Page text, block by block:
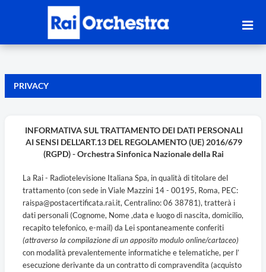
PRIVACY
INFORMATIVA SUL TRATTAMENTO DEI DATI PERSONALI
AI SENSI DELL'ART.13 DEL REGOLAMENTO (UE) 2016/679
(RGPD) - Orchestra Sinfonica Nazionale della Rai
La Rai - Radiotelevisione Italiana Spa, in qualità di titolare del
trattamento (con sede in Viale Mazzini 14 - 00195, Roma, PEC:
raispa@postacertificata.rai.it, Centralino: 06 38781), tratterà i
dati personali (Cognome, Nome ,data e luogo di nascita, domicilio,
recapito telefonico, e-mail) da Lei spontaneamente conferiti
(attraverso la compilazione di un apposito modulo online/cartaceo)
con modalità prevalentemente informatiche e telematiche, per l’
esecuzione derivante da un contratto di compravendita (acquisto